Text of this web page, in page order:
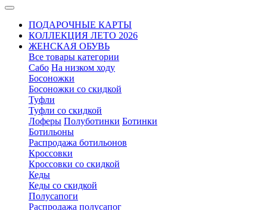
ПОДАРОЧНЫЕ КАРТЫ
КОЛЛЕКЦИЯ ЛЕТО 2026
ЖЕНСКАЯ ОБУВЬ
Все товары категории
Сабо На низком ходу
Босоножки
Босоножки со скидкой
Туфли
Туфли со скидкой
Лоферы Полуботинки Ботинки
Ботильоны
Распродажа ботильонов
Кроссовки
Кроссовки со скидкой
Кеды
Кеды со скидкой
Полусапоги
Распродажа полусапог